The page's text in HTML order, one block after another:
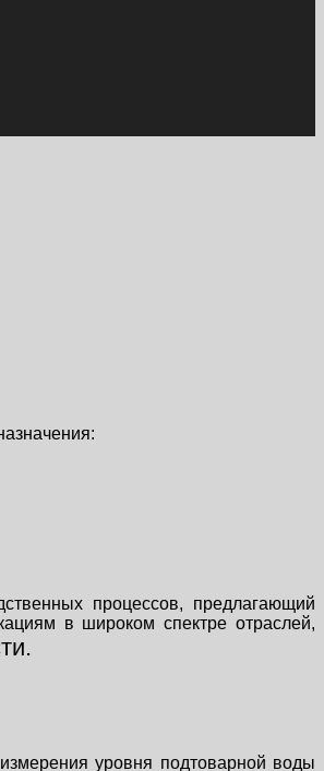
процессов, предлагающий
в широком спектре отраслей,
уровня подтоварной воды